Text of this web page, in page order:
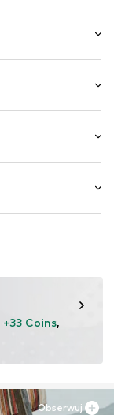
+33 Coins,
Obserwuj